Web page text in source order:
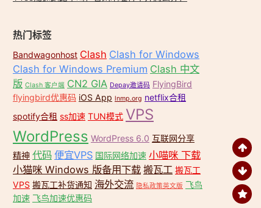
热门标签
Bandwagonhost Clash Clash for Windows
Clash for Windows Premium Clash 中文
版 Clash 客户端 CN2 GIA Depay邀请码 FlyingBird
flyingbird优惠码 iOS App lnmp.org netflix合租
spotify合租 ss加速 TUN模式 VPS
WordPress WordPress 6.0 互联网分享
精神 代码 便宜VPS 国际网络加速 小喵咪 下载
小猫咪 Windows 版备用下载 搬瓦工 搬瓦工
VPS 搬瓦工补货通知 海外交流 隐私政策英文版 飞鸟
加速 飞鸟加速优惠码